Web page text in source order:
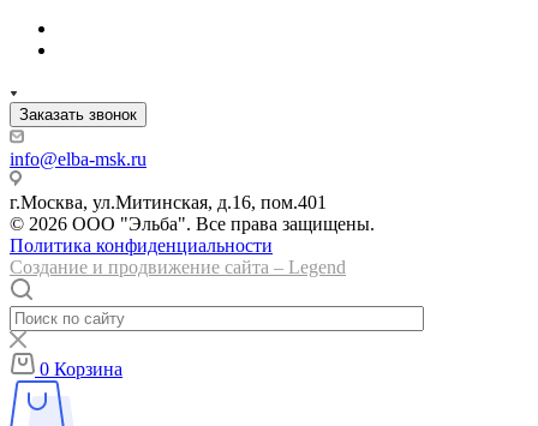
Заказать звонок
info@elba-msk.ru
г.Москва, ул.Митинская, д.16, пом.401
© 2026 ООО "Эльба". Все права защищены.
Политика конфиденциальности
Создание и продвижение сайта – Legend
0 Корзина